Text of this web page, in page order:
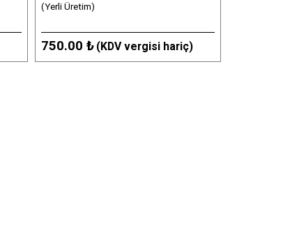
(Yerli Üretim)
750.00 ₺ (KDV vergisi hariç)